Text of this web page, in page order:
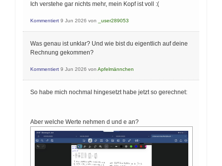
Ich verstehe gar nichts mehr, mein Kopf ist voll :(
Kommentiert 9 Jun 2026 von _user289053
Was genau ist unklar? Und wie bist du eigentlich auf deine
Rechnung gekommen?
Kommentiert 9 Jun 2026 von Apfelmännchen
So habe mich nochmal hingesetzt habe jetzt so gerechnet:
Aber welche Werte nehmen d und e an?